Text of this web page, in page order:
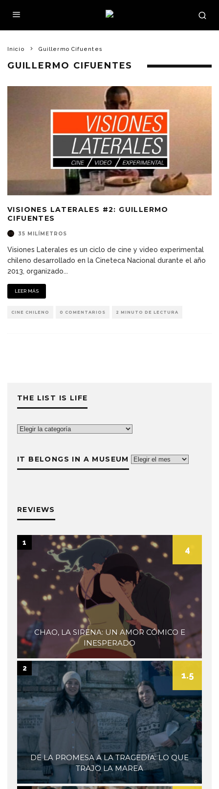
Inicio Guillermo Cifuentes
GUILLERMO CIFUENTES
VISIONES LATERALES #2: GUILLERMO
CIFUENTES
35 MILÍMETROS
Visiones Laterales es un ciclo de cine y video experimental
chileno desarrollado en la Cineteca Nacional durante el año
2013, organizado...
LEER MÁS
CINE CHILENO 0 COMENTARIOS 2 MINUTO DE LECTURA
THE LIST IS LIFE
The
Life
IT BELONGS IN A MUSEUM
It
REVIEWS
CHAO, LA SIRENA: UN AMOR CÓMICO E
INESPERADO
4
1
DE LA PROMESA A LA TRAGEDIA: LO QUE
TRAJO LA MAREA
1.5
2